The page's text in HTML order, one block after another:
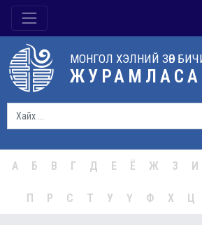
МОНГОЛ ХЭЛНИЙ ЗӨВ
А Б В Г Д Е Ё Ж З И
П Р С Т У Ү Ф Х Ц